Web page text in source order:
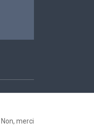
Non, merci